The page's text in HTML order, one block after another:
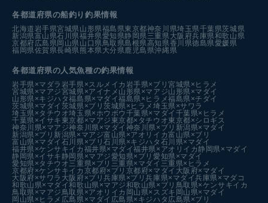
各都道府県の船釣り釣果情報
北海道岩手県宮城県山形県福島県東京都神奈川県埼玉県千葉県茨城県
新潟県富山県石川県福井県愛知県静岡県三重県大阪府兵庫県和歌山県
京都府広島県岡山県山口県鳥取県島根県高知県香川県徳島県愛媛県
福岡県佐賀県長崎県熊本県大分県鹿児島県沖縄県
各都道府県の人気魚種の釣果情報
岩手県×マダラ 岩手県×スルメイカ 岩手県×ブリ宮城県×ヒラメ
宮城県×マアジ宮城県×アイナメ 山形県×マアジ山形県×マダイ
山形県×キジハタ福島県×マダイ福島県×ヒラメ福島県×チダイ
茨城県×マダイ 茨城県×ブリ茨城県×ヒラメ埼玉県×サワラ
埼玉県×タチウオ埼玉県×ホウボウ 千葉県×マダイ 千葉県×ヒラメ
千葉県×イサキ 東京都×マアジ 東京都×タチウオ東京都×シロギス
神奈川県×マアジ神奈川県×マダイ 神奈川県×ブリ 新潟県×マダイ
新潟県×ブリ 新潟県×マアジ富山県×アオリイカ富山県×ブリ
富山県×マダイ 石川県×ブリ石川県×キジハタ 石川県×マダイ
福井県×ケンサキイカ 福井県×マダイ福井県×アオリイカ 静岡県×マダイ
静岡県×イサキ 静岡県×マアジ愛知県×ブリ愛知県×マダイ
愛知県×タチウオ三重県×ブリ 三重県×マダイ 三重県×ヒラメ
京都府×ケンサキイカ 京都府×ブリ 京都府×マダイ 大阪府×マダイ
大阪府×サワラ 大阪府×ブリ兵庫県×ブリ兵庫県×マダイ兵庫県×マダコ
和歌山県×マダイ和歌山県×マアジ和歌山県×ブリ 鳥取県×ケンサキイカ
鳥取県×マアジ鳥取県×アオリイカ 岡山県×スズキ 岡山県×マダイ
岡山県×ヒラメ 広島県×マダイ 広島県×キジハタ 広島県×ブリ